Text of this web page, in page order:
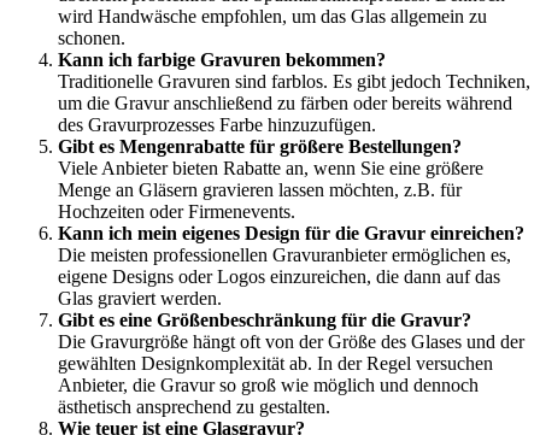
wird Handwäsche empfohlen, um das Glas allgemein zu
schonen.
Kann ich farbige Gravuren bekommen?
Traditionelle Gravuren sind farblos. Es gibt jedoch Techniken,
um die Gravur anschließend zu färben oder bereits während
des Gravurprozesses Farbe hinzuzufügen.
Gibt es Mengenrabatte für größere Bestellungen?
Viele Anbieter bieten Rabatte an, wenn Sie eine größere
Menge an Gläsern gravieren lassen möchten, z.B. für
Hochzeiten oder Firmenevents.
Kann ich mein eigenes Design für die Gravur einreichen?
Die meisten professionellen Gravuranbieter ermöglichen es,
eigene Designs oder Logos einzureichen, die dann auf das
Glas graviert werden.
Gibt es eine Größenbeschränkung für die Gravur?
Die Gravurgröße hängt oft von der Größe des Glases und der
gewählten Designkomplexität ab. In der Regel versuchen
Anbieter, die Gravur so groß wie möglich und dennoch
ästhetisch ansprechend zu gestalten.
Wie teuer ist eine Glasgravur?